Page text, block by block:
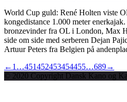
World Cup guld: René Holten viste
kongedistance 1.000 meter
bronzevinder fra OL i London, Max
side om side med serberen Dejan
Artuur Peters fra Belgien på
← 1 …451452453454455…689→
© 2020 Copyright Dansk Kano og